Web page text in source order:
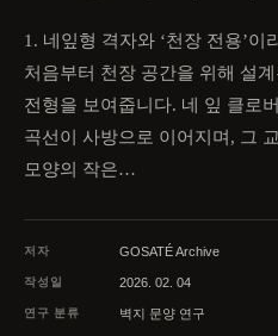
1. 네잎형 격자와 ‘천장 전용’이
처음부터 천장 공간을 위해 설
전형을 보여줍니다. 네 잎 클로
곡선이 사방으로 이어지며, 그
모양의 작은…
저자 GOSATÉ Archive
작성일 2026. 02. 04
연구 분류 벽지 문양 연구